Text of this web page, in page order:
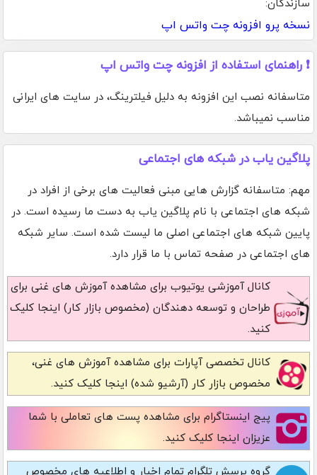
سازندگان:
نسخه پرو افزونه چت واتس اپ
❗ راهنمای استفاده از افزونه چت واتس اپ
متاسفانه نصب این افزونه به دلیل فیلترینگ، در سایت های ایرانی
مناسب نمیباشد.
پلاگین یاب در شبکه های اجتماعی
مهم: متاسفانه گزارش هایی مبنی فعالیت های برخی از افراد در
شبکه های اجتماعی با نام پلاگین یاب به دست ما رسیده است. در
پایین شبکه های اجتماعی اصلی ما لیست شده است. سایر شبکه
های اجتماعی در صفحه تماس با ما قرار دارد.
کانال آموزشی یوتیوب برای مشاهده آموزش های غنی برای
طراحان و توسعه دهندگان (مخصوص بازار کار) اینجا کلیک
کنید.
کانال تخصصی آپارات برای مشاهده آموزش های غنی،
مخصوص بازار کار (آرشیو شده) اینجا کلیک کنید.
پیج اینستاگرام برای مشاهده پست های تعاملی با شما
عزیزان اینجا کلیک کنید.
گروه پرسش تلگرام تمام اخبار و اطلاعیه های مخصوص